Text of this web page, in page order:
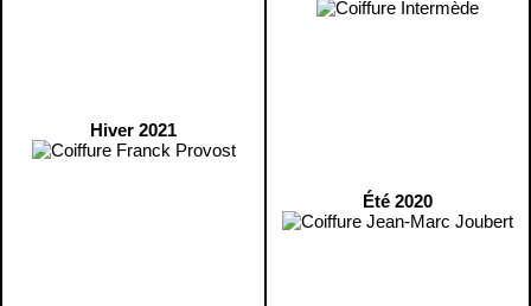
Hiver 2021
Été 2020